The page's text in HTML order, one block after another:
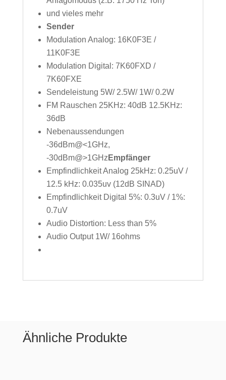
und vieles mehr
Sender
Modulation Analog: 16K0F3E /
11K0F3E
Modulation Digital: 7K60FXD /
7K60FXE
Sendeleistung 5W/ 2.5W/ 1W/ 0.2W
FM Rauschen 25KHz: 40dB 12.5KHz:
36dB
Nebenaussendungen
-36dBm@<1GHz,
-30dBm@>1GHz Empfänger
Empfindlichkeit Analog 25kHz: 0.25uV /
12.5 kHz: 0.035uv (12dB SINAD)
Empfindlichkeit Digital 5%: 0.3uV / 1%:
0.7uV
Audio Distortion: Less than 5%
Audio Output 1W/ 16ohms
Ähnliche Produkte